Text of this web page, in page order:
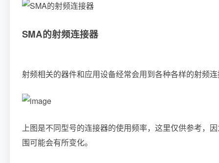
SMA的射频连接器
射频相关的器件和应用设备经常会用到各种各样的射频
上图是不同型号的连接器的使用频率，这里仅供参考，
围可能会有所变化。